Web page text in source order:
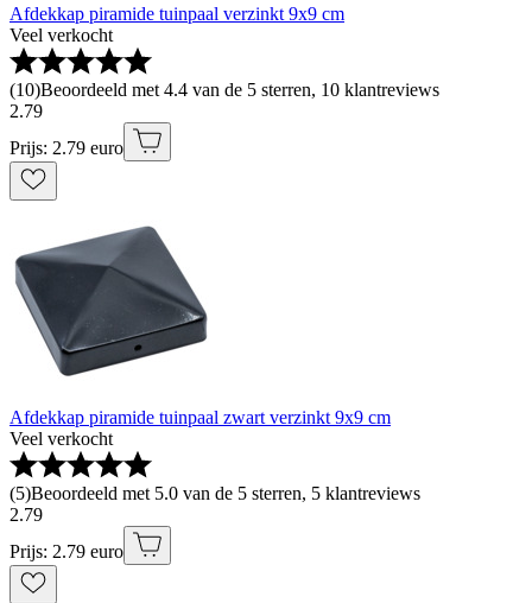
Afdekkap piramide tuinpaal verzinkt 9x9 cm
Veel verkocht
(10)Beoordeeld met 4.4 van de 5 sterren, 10 klantreviews
2.79
Prijs: 2.79 euro
Afdekkap piramide tuinpaal zwart verzinkt 9x9 cm
Veel verkocht
(5)Beoordeeld met 5.0 van de 5 sterren, 5 klantreviews
2.79
Prijs: 2.79 euro